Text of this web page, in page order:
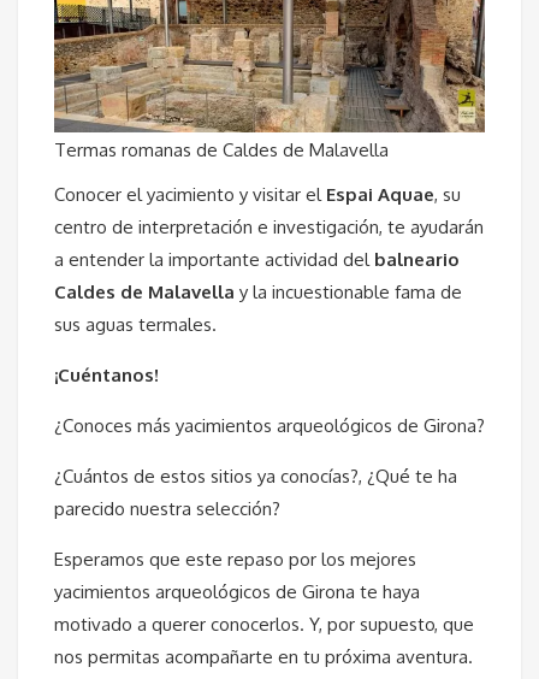
Termas romanas de Caldes de Malavella
Conocer el yacimiento y visitar el Espai Aquae, su
centro de interpretación e investigación, te ayudarán
a entender la importante actividad del balneario
Caldes de Malavella y la incuestionable fama de
sus aguas termales.
¡Cuéntanos!
¿Conoces más yacimientos arqueológicos de Girona?
¿Cuántos de estos sitios ya conocías?, ¿Qué te ha
parecido nuestra selección?
Esperamos que este repaso por los mejores
yacimientos arqueológicos de Girona te haya
motivado a querer conocerlos. Y, por supuesto, que
nos permitas acompañarte en tu próxima aventura.